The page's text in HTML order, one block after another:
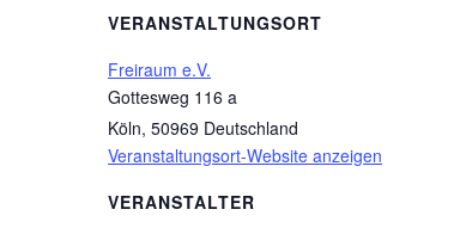
VERANSTALTUNGSORT
Freiraum e.V.
Gottesweg 116 a
Köln, 50969 Deutschland
Veranstaltungsort-Website anzeigen
VERANSTALTER